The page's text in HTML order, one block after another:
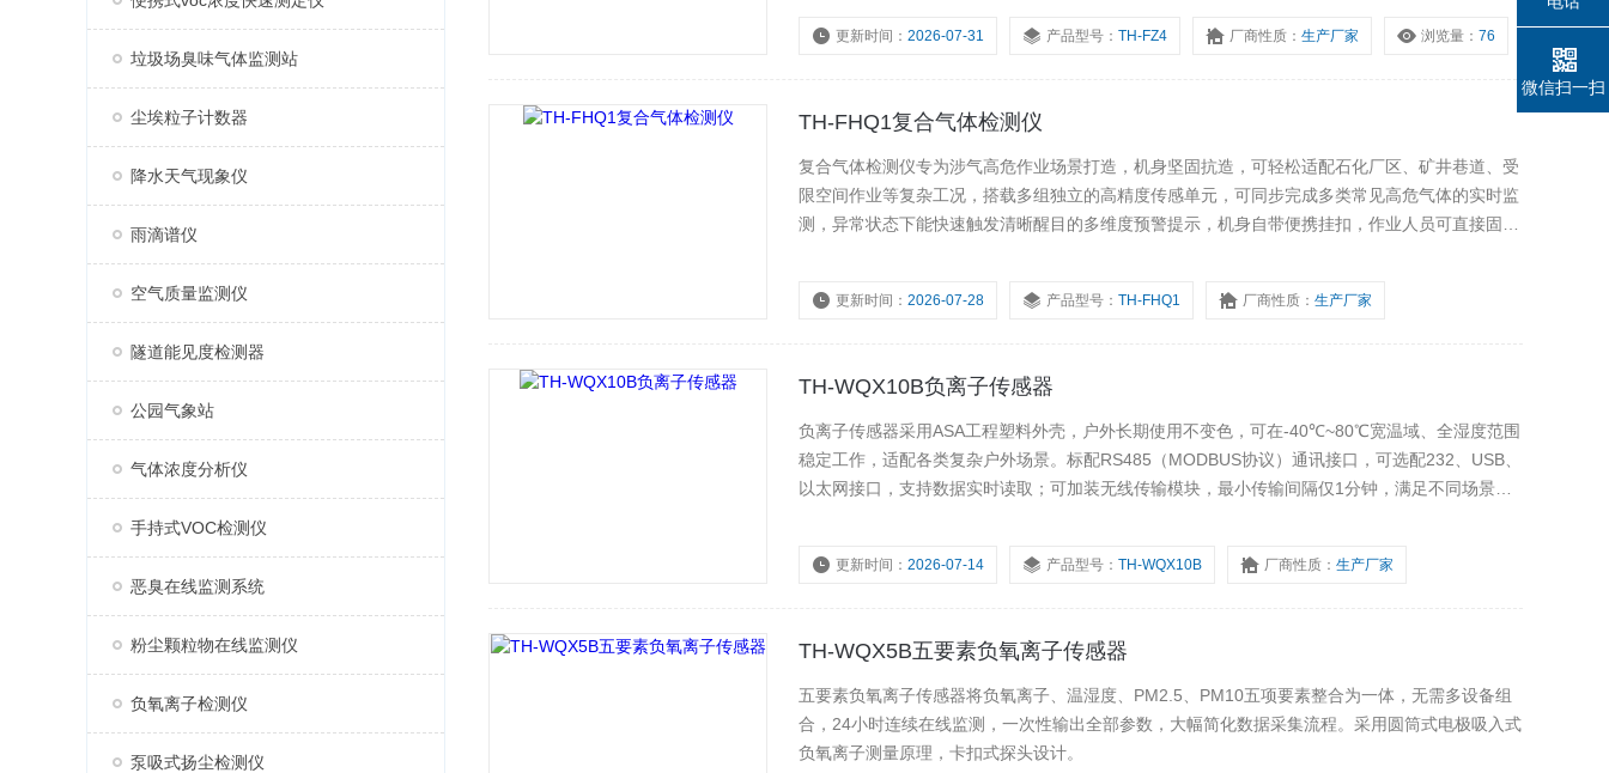
垃圾场臭味气体监测站
尘埃粒子计数器
降水天气现象仪
雨滴谱仪
空气质量监测仪
隧道能见度检测器
公园气象站
气体浓度分析仪
手持式VOC检测仪
恶臭在线监测系统
粉尘颗粒物在线监测仪
负氧离子检测仪
泵吸式扬尘检测仪
更新时间：2026-07-31 产品型号：TH-FZ4 厂商性质：生产厂家 浏览量：76
TH-FHQ1复合气体检测仪
复合气体检测仪专为涉气高危作业场景打造，机身坚固抗造，可轻松适配石化厂区、矿井巷道、受
限空间作业等复杂工况，搭载多组独立的高精度传感单元，可同步完成多类常见高危气体的实时监
测，异常状态下能快速触发清晰醒目的多维度预警提示，机身自带便携挂扣，作业人员可直接固定
更新时间：2026-07-28 产品型号：TH-FHQ1 厂商性质：生产厂家
TH-WQX10B负离子传感器
负离子传感器采用ASA工程塑料外壳，户外长期使用不变色，可在-40℃~80℃宽温域、全湿度范围
稳定工作，适配各类复杂户外场景。标配RS485（MODBUS协议）通讯接口，可选配232、USB、
以太网接口，支持数据实时读取；可加装无线传输模块，最小传输间隔仅1分钟，满足不同场景数
更新时间：2026-07-14 产品型号：TH-WQX10B 厂商性质：生产厂家
TH-WQX5B五要素负氧离子传感器
五要素负氧离子传感器将负氧离子、温湿度、PM2.5、PM10五项要素整合为一体，无需多设备组
合，24小时连续在线监测，一次性输出全部参数，大幅简化数据采集流程。采用圆筒式电极吸入式
负氧离子测量原理，卡扣式探头设计。
微信扫一扫